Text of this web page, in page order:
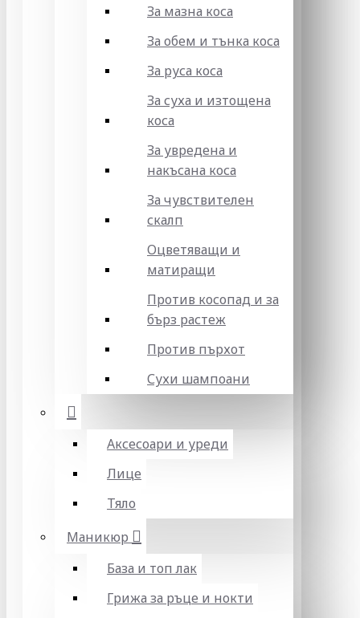
За мазна коса
За обем и тънка коса
За руса коса
За суха и изтощена
коса
За увредена и
накъсана коса
За чувствителен
скалп
Оцветяващи и
матиращи
Против косопад и за
бърз растеж
Против пърхот
Сухи шампоани
Аксесоари и уреди
Лице
Тяло
Маникюр
База и топ лак
Грижа за ръце и нокти